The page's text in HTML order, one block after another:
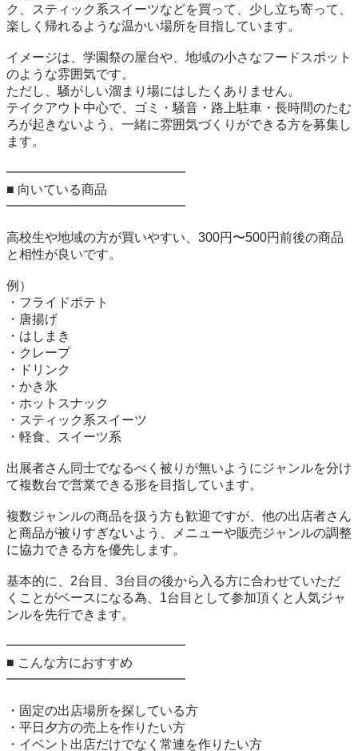
ク、スティック系スイーツなどを買って、少し立ち寄って、
楽しく帰れるような温かい場所を目指しています。
イメージは、学園祭の屋台や、地域の小さなフードスポット
のような雰囲気です。
ただし、騒がしい溜まり場にはしたくありません。
テイクアウト中心で、ゴミ・騒音・路上駐車・長時間のたむ
ろが起きないよう、一緒に雰囲気づくりができる方を募集し
ます。
━━━━━━━━━━━━━━
■ 向いている商品
━━━━━━━━━━━━━━
高校生や地域の方が買いやすい、300円〜500円前後の商品
と相性が良いです。
例）
・フライドポテト
・唐揚げ
・はしまき
・クレープ
・ドリンク
・かき氷
・ホットスナック
・スティック系スイーツ
・軽食、スイーツ系
出展者さん同士でなるべく被りが無いようにジャンルを分け
て複数台で営業できる形を目指しています。
複数ジャンルの商品を扱う方も歓迎ですが、他の出店者さん
と商品が被りすぎないよう、メニューや販売ジャンルの調整
に協力できる方を優先します。
基本的に、2台目、3台目の後から入る方に合わせていただ
くことがベースになる為、1台目として参加頂くと人気ジャ
ンルを先行できます。
━━━━━━━━━━━━━━
■ こんな方におすすめ
━━━━━━━━━━━━━━
・固定の出店場所を探している方
・平日夕方の売上を作りたい方
・イベント出店だけでなく常連を作りたい方